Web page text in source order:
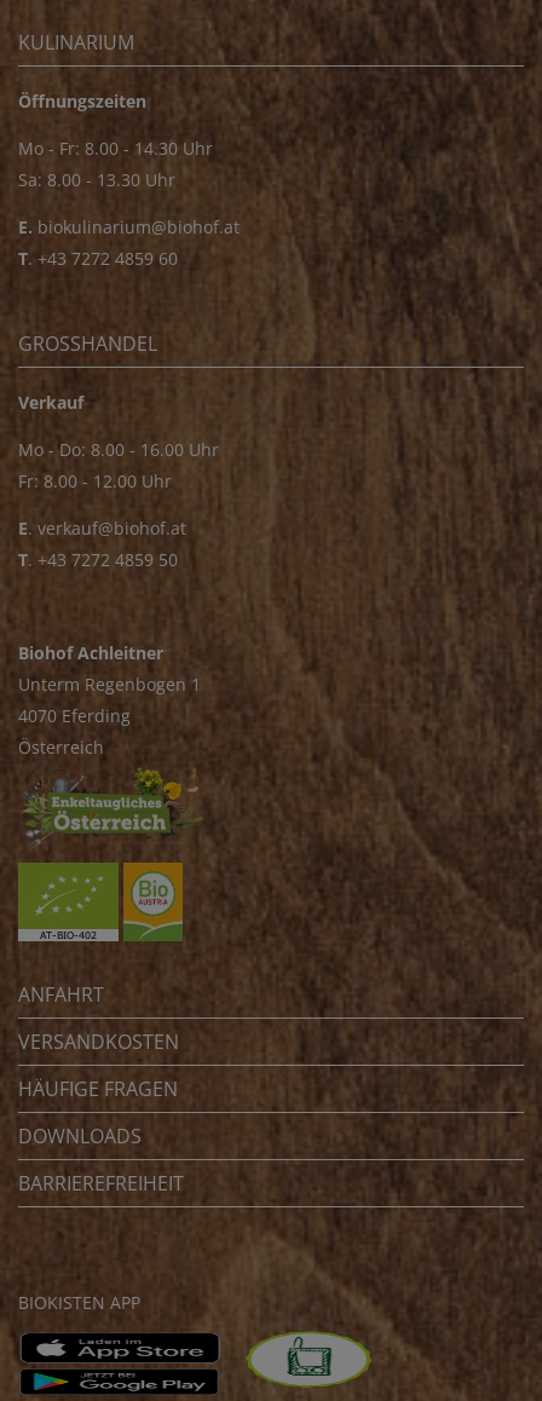
KULINARIUM
Öffnungszeiten
Mo - Fr: 8.00 - 14.30 Uhr
Sa: 8.00 - 13.30 Uhr
E. biokulinarium@biohof.at
T. +43 7272 4859 60
GROSSHANDEL
Verkauf
Mo - Do: 8.00 - 16.00 Uhr
Fr: 8.00 - 12.00 Uhr
E. verkauf@biohof.at
T. +43 7272 4859 50
Biohof Achleitner
Unterm Regenbogen 1
4070 Eferding
Österreich
ANFAHRT
VERSANDKOSTEN
HÄUFIGE FRAGEN
DOWNLOADS
BARRIEREFREIHEIT
BIOKISTEN APP